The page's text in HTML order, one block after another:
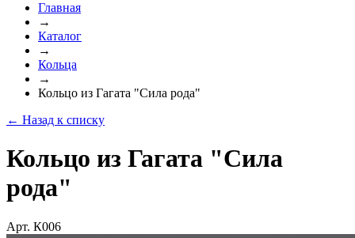
Главная
→
Каталог
→
Кольца
→
Кольцо из Гагата "Сила рода"
← Назад к списку
Кольцо из Гагата "Сила
рода"
Арт. К006